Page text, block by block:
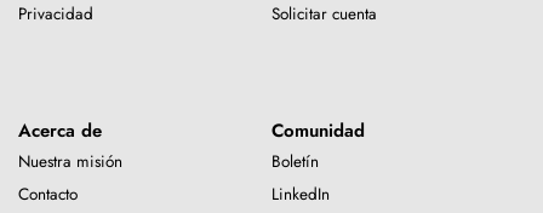
Privacidad
Solicitar cuenta
Acerca de
Nuestra misión
Contacto
Comunidad
Boletín
LinkedIn